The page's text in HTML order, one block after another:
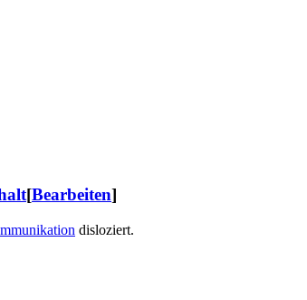
[Bearbeiten]
disloziert.